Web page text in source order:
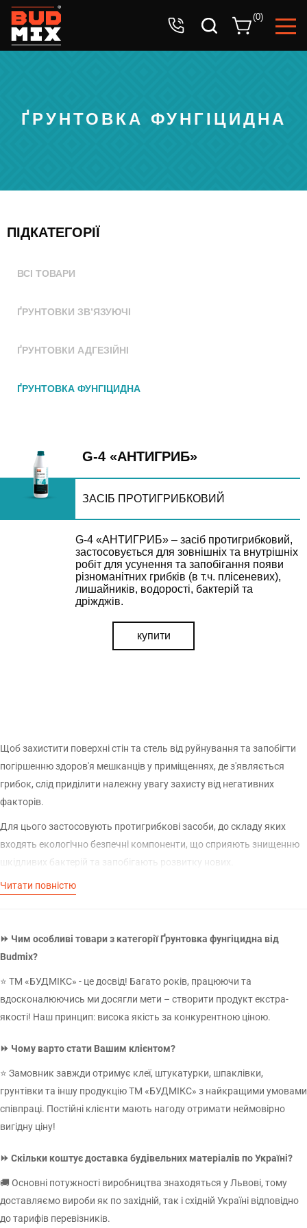
(0)
Очікуйте дзвінок оператора.
УТОЧНИТИ ЦІНУ
найблищий час
ҐРУНТОВКА ФУНГІЦИДНА
ПІДКАТЕГОРІЇ
ВСІ ТОВАРИ
ҐРУНТОВКИ ЗВ’ЯЗУЮЧІ
ҐРУНТОВКИ АДГЕЗІЙНІ
ҐРУНТОВКА ФУНГІЦИДНА
G-4 «АНТИГРИБ»
ЗАСІБ ПРОТИГРИБКОВИЙ
G-4 «АНТИГРИБ» – засіб протигрибковий,
застосовується для зовнішніх та внутрішніх
робіт для усунення та запобігання появи
різноманітних грибків (в т.ч. плісеневих),
лишайників, водорості, бактерій та
дріжджів.
купити
Щоб захистити поверхні стін та стель від руйнування та запобігти
погіршенню здоров'я мешканців у приміщеннях, де з'являється
грибок, слід приділити належну увагу захисту від негативних
факторів.
Для цього застосовують протигрибкові засоби, до складу яких
входять екологічно безпечні компоненти, що сприяють знищенню
шкідливих бактерій та запобігають розвитку нових.
Купити антигрибкову суміш можна, ознайомившись із товарними
можете замовити гуртом та в роздріб з доставкою по всій Україні.
Які ознаки та причини утворення
грибка?
Поява плісняви ​​та грибка – досить поширена проблема будь-яких
розмножуватися, тому слід застосовувати ефективні методи
Ознаки появи грибка:
Сірі, чорні, темно-зелені плями на поверхнях;
Відшаровування оздоблювальних матеріалів, обсипання
штукатурки, потемніння швів між плиткою;
Читати повністю
⏩ Чим особливі товари з категорії Ґрунтовка фунгіцидна від
Budmix?
⭐ ТМ «БУДМІКС» - це досвід! Багато років, працюючи та
вдосконалюючись ми досягли мети – створити продукт екстра-
якості! Наш принцип: висока якість за конкурентною ціною.
⏩ Чому варто стати Вашим клієнтом?
⭐ Замовник завжди отримує клеї, штукатурки, шпаклівки,
грунтівки та іншу продукцію ТМ «БУДМІКС» з найкращими умовами
співпраці. Постійні клієнти мають нагоду отримати неймовірно
вигідну ціну!
⏩ Скільки коштує доставка будівельних матеріалів по Україні?
🚚 Основні потужності виробництва знаходяться у Львові, тому
доставляємо вироби як по західній, так і східній Україні відповідно
до тарифів перевізників.
ВІДПРАВИТИ ЗАПИТ
Залиште Ваші контактні дані та ми зв'яжемось з Вами